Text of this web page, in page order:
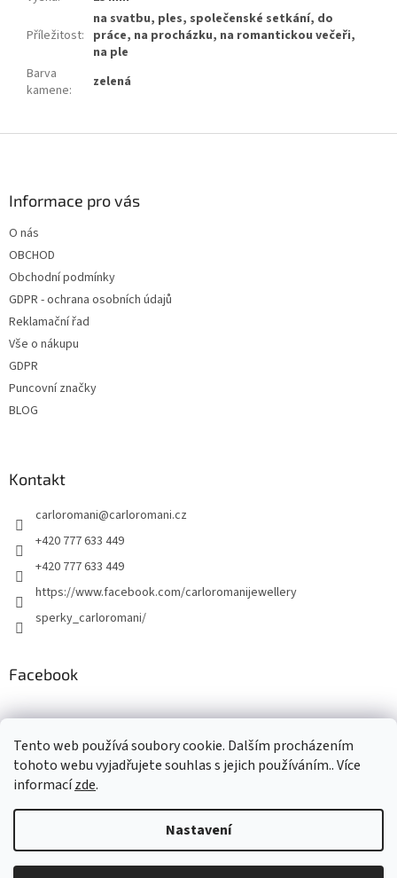
Tento web používá soubory cookie. Dalším procházením
tohoto webu vyjadřujete souhlas s jejich používáním.. Více
informacízde.
Nastavení
Příležitost:
na svatbu, ples, společenské setkání, do
práce, na procházku, na romantickou večeři,
na ple
Barva
kamene: zelená
Informace pro vás
O nás
OBCHOD
Obchodní podmínky
GDPR - ochrana osobních údajů
Reklamační řad
Vše o nákupu
GDPR
Puncovní značky
BLOG
Kontakt
carloromani@carloromani.cz
+420 777 633 449
+420 777 633 449
https://www.facebook.com/carloromanijewellery
sperky_carloromani/
Facebook
Instagram
Copyright 2026www.carloromani-shop.cz. Všechna práva